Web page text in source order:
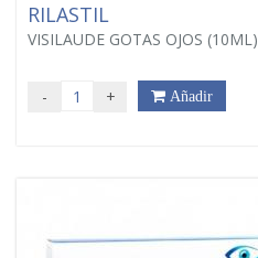
RILASTIL
VISILAUDE GOTAS OJOS (10ML)
- + Añadir